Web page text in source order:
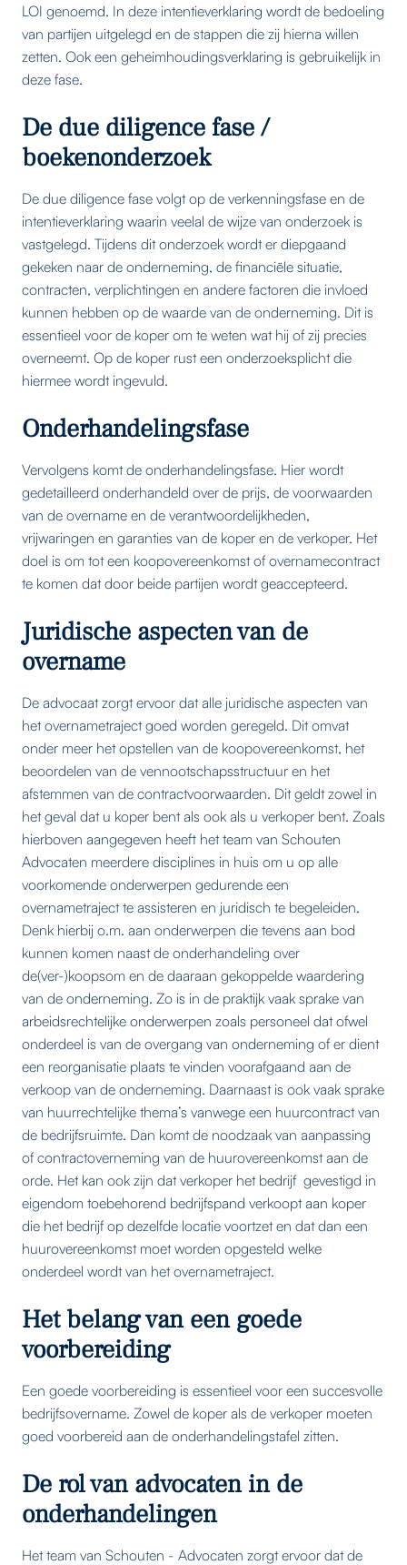
LOI genoemd. In deze intentieverklaring wordt de bedoeling
van partijen uitgelegd en de stappen die zij hierna willen
zetten. Ook een geheimhoudingsverklaring is gebruikelijk in
deze fase.
De due diligence fase /
boekenonderzoek
De due diligence fase volgt op de verkenningsfase en de
intentieverklaring waarin veelal de wijze van onderzoek is
vastgelegd. Tijdens dit onderzoek wordt er diepgaand
gekeken naar de onderneming, de financiële situatie,
contracten, verplichtingen en andere factoren die invloed
kunnen hebben op de waarde van de onderneming. Dit is
essentieel voor de koper om te weten wat hij of zij precies
overneemt. Op de koper rust een onderzoeksplicht die
hiermee wordt ingevuld.
Onderhandelingsfase
Vervolgens komt de onderhandelingsfase. Hier wordt
gedetailleerd onderhandeld over de prijs, de voorwaarden
van de overname en de verantwoordelijkheden,
vrijwaringen en garanties van de koper en de verkoper. Het
doel is om tot een koopovereenkomst of overnamecontract
te komen dat door beide partijen wordt geaccepteerd.
Juridische aspecten van de
overname
De advocaat zorgt ervoor dat alle juridische aspecten van
het overnametraject goed worden geregeld. Dit omvat
onder meer het opstellen van de koopovereenkomst, het
beoordelen van de vennootschapsstructuur en het
afstemmen van de contractvoorwaarden. Dit geldt zowel in
het geval dat u koper bent als ook als u verkoper bent. Zoals
hierboven aangegeven heeft het team van Schouten
Advocaten meerdere disciplines in huis om u op alle
voorkomende onderwerpen gedurende een
overnametraject te assisteren en juridisch te begeleiden.
Denk hierbij o.m. aan onderwerpen die tevens aan bod
kunnen komen naast de onderhandeling over
de(ver-)koopsom en de daaraan gekoppelde waardering
van de onderneming. Zo is in de praktijk vaak sprake van
arbeidsrechtelijke onderwerpen zoals personeel dat ofwel
onderdeel is van de overgang van onderneming of er dient
een reorganisatie plaats te vinden voorafgaand aan de
verkoop van de onderneming. Daarnaast is ook vaak sprake
van huurrechtelijke thema’s vanwege een huurcontract van
de bedrijfsruimte. Dan komt de noodzaak van aanpassing
of contractoverneming van de huurovereenkomst aan de
orde. Het kan ook zijn dat verkoper het bedrijf gevestigd in
eigendom toebehorend bedrijfspand verkoopt aan koper
die het bedrijf op dezelfde locatie voortzet en dat dan een
huurovereenkomst moet worden opgesteld welke
onderdeel wordt van het overnametraject.
Het belang van een goede
voorbereiding
Een goede voorbereiding is essentieel voor een succesvolle
bedrijfsovername. Zowel de koper als de verkoper moeten
goed voorbereid aan de onderhandelingstafel zitten.
De rol van advocaten in de
onderhandelingen
Het team van Schouten - Advocaten zorgt ervoor dat de